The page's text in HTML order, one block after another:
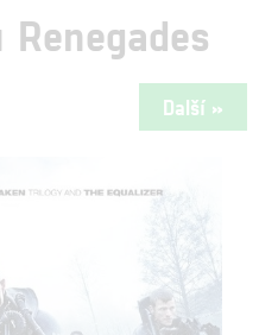
Další »